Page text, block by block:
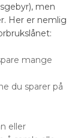
men
Her er nemlig
mange
du sparer på
eller